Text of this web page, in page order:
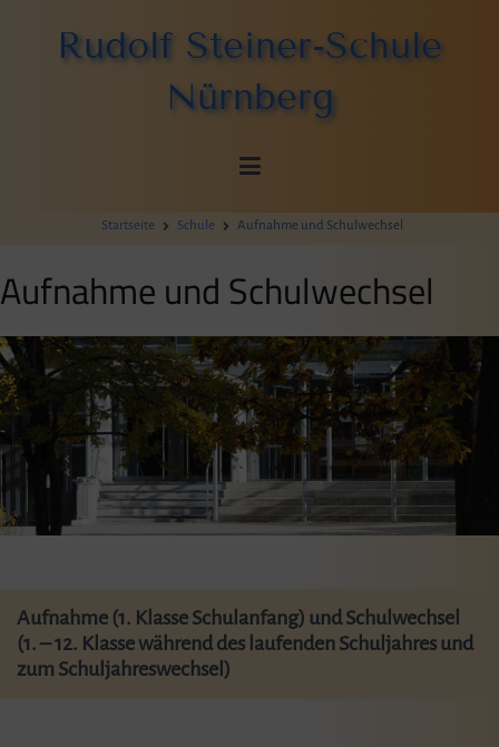
springenRudolf Steiner-Schule
Nürnberg
Startseite Schule Aufnahme und Schulwechsel
Aufnahme und Schulwechsel
Aufnahme (1. Klasse Schulanfang) und Schulwechsel
(1. – 12. Klasse während des laufenden Schuljahres und
zum Schuljahreswechsel)